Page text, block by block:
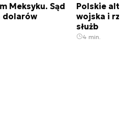
Meksyku. Sąd
dolarów
Polskie
wojska i
służb
4 min.